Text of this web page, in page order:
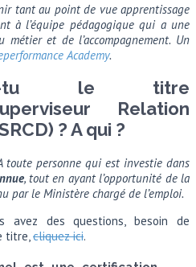
tant au point de vue apprentissage
à l’équipe pédagogique qui a une
métier et de l’accompagnement. Un
Academy.
tu le titre
Relation
? A qui ?
toute personne qui est investie dans
, tout en ayant l’opportunité de la
par le Ministère chargé de l’emploi.
avez des questions, besoin de
titre,cliquez ici.